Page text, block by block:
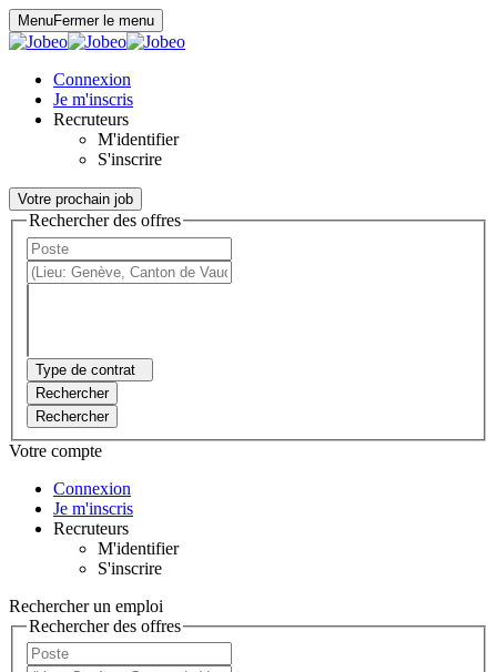
MenuFermer le menu
Connexion
Je m'inscris
Recruteurs
M'identifier
S'inscrire
Votre prochain job
Rechercher des offres
Type de contrat
Rechercher
Rechercher
Votre compte
Connexion
Je m'inscris
Recruteurs
M'identifier
S'inscrire
Rechercher un emploi
Rechercher des offres
Panneau de gestion des cookies